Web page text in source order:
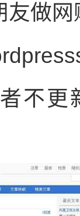
友做网
不